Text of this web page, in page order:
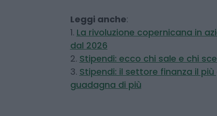
Leggi anche:
1.La rivoluzione copernicana in
dal 2026
Stipendi: ecco chi sale e chi